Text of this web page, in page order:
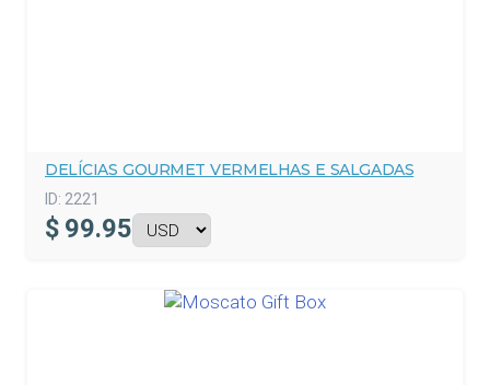
DELÍCIAS GOURMET VERMELHAS E SALGADAS
ID: 2221
$ 99.95